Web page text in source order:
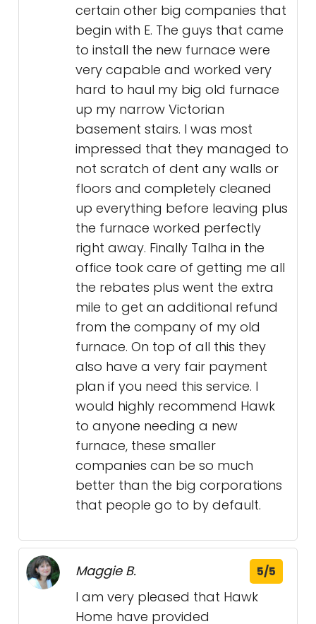
certain other big companies that
begin with E. The guys that came
to install the new furnace were
very capable and worked very
hard to haul my big old furnace
up my narrow Victorian
basement stairs. I was most
impressed that they managed to
not scratch of dent any walls or
floors and completely cleaned
up everything before leaving plus
the furnace worked perfectly
right away. Finally Talha in the
office took care of getting me all
the rebates plus went the extra
mile to get an additional refund
from the company of my old
furnace. On top of all this they
also have a very fair payment
plan if you need this service. I
would highly recommend Hawk
to anyone needing a new
furnace, these smaller
companies can be so much
better than the big corporations
that people go to by default.
Maggie B. 5/5
I am very pleased that Hawk
Home have provided